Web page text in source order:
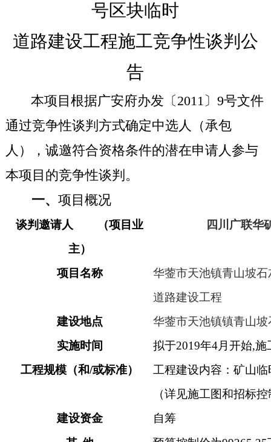
号区块临时
道路建设工程施工竞争性谈判公
告
本项目根据广安府办发〔2011〕 9号文件
通过竞争性谈判方式确定中选人（承包
人），诚邀符合资格条件的潜在申请人参与
本项目的竞争性谈判。
一、 项目概况
谈判邀请人 （项目业
主）
四川广联华
项目名称
华蓥市天池镇青山坡
道路建设工程
建设地点
华蓥市天池镇镇青山
实施时间
拟于2019年4月开始,施
工程规模（和/或标准）
工程建设内容：矿山
（详见施工图和招标
建设资金
自筹